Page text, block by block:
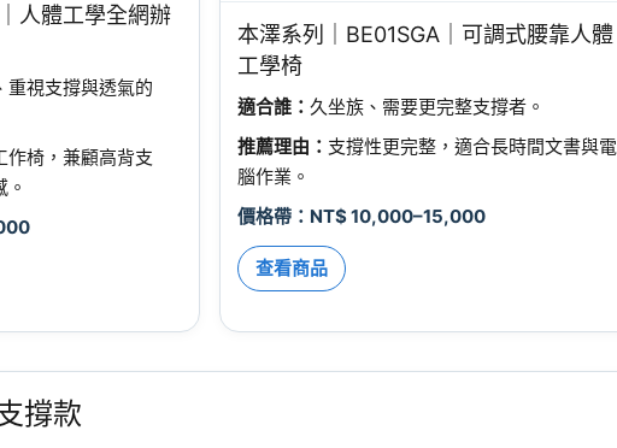
人體工學全網辦
重視支撐與透氣的
作椅，兼顧高背支
本澤系列｜BE01SGA｜可調式腰靠人體
工學椅
適合誰： 久坐族、需要更完整支撐者。
推薦理由： 支撐性更完整，適合長時間文書與電
腦作業。
價格帶：NT$ 10,000–15,000
查看商品
撐款